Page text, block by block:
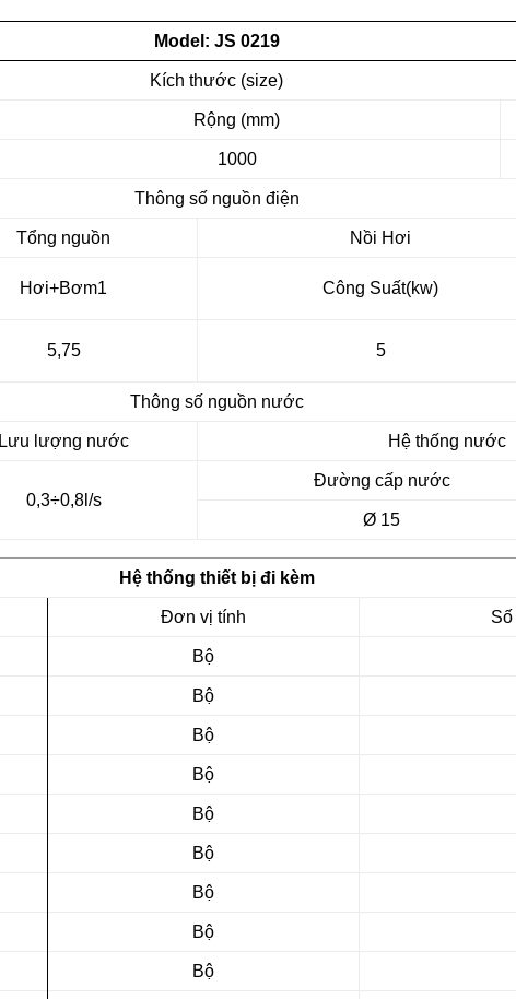
Model: JS 0219
Kích thước (size)
Rộng (mm)
1000
Thông số nguồn điện
Tổng nguồn Nồi Hơi
Hơi+Bơm1 Công Suất(kw)
5,75 5
Thông số nguồn nước
Lưu lượng nước Hệ thống nước
0,3÷0,8l/s
Đường cấp nước
Ø 15
Hệ thống thiết bị đi kèm
Đơn vị tính
Bộ
Bộ
Bộ
Bộ
Bộ
Bộ
Bộ
Bộ
Bộ